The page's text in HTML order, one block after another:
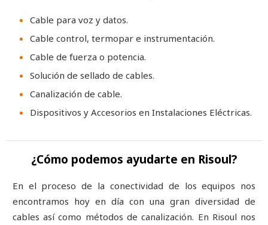
Cable para voz y datos.
Cable control, termopar e instrumentación.
Cable de fuerza o potencia.
Solución de sellado de cables.
Canalización de cable.
Dispositivos y Accesorios en Instalaciones Eléctricas.
¿Cómo podemos ayudarte en Risoul?
En el proceso de la conectividad de los equipos nos
encontramos hoy en día con una gran diversidad de
cables así como métodos de canalización. En Risoul nos